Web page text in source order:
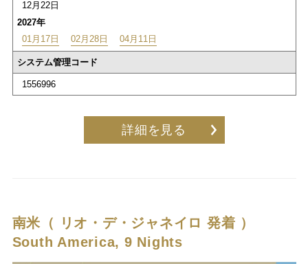
12月22日
2027年
01月17日
02月28日 04月11日
システム管理コード
1556996
詳細を見る
南米（ リオ・デ・ジャネイロ 発着 ）
South America, 9 Nights